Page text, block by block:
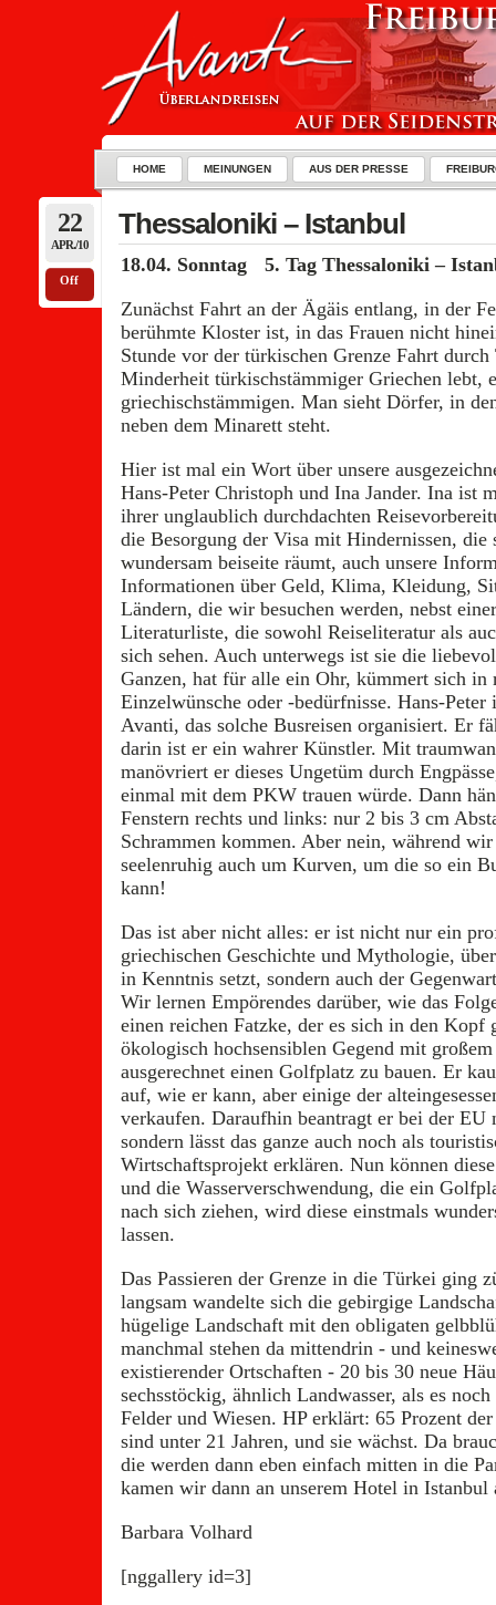
HOME MEINUNGEN AUS DER PRESSE
22
APR./10
Off
Thessaloniki – Istanbul
18.04. Sonntag 5. Tag Thessaloniki –
Zunächst Fahrt an der Ägäis entlang, in der
berühmte Kloster ist, in das Frauen nicht
Stunde vor der türkischen Grenze Fahrt
Minderheit türkischstämmiger Griechen lebt,
griechischstämmigen. Man sieht Dörfer, in
neben dem Minarett steht.
Hier ist mal ein Wort über unsere
Hans-Peter Christoph und Ina Jander. Ina ist
ihrer unglaublich durchdachten
die Besorgung der Visa mit Hindernissen, die
wundersam beiseite räumt, auch unsere
Informationen über Geld, Klima, Kleidung,
Ländern, die wir besuchen werden, nebst
Literaturliste, die sowohl Reiseliteratur als
sich sehen. Auch unterwegs ist sie die
Ganzen, hat für alle ein Ohr, kümmert sich in
Einzelwünsche oder -bedürfnisse. Hans-Peter
Avanti, das solche Busreisen organisiert. Er
darin ist er ein wahrer Künstler. Mit
manövriert er dieses Ungetüm durch
einmal mit dem PKW trauen würde. Dann
Fenstern rechts und links: nur 2 bis 3 cm
Schrammen kommen. Aber nein, während
seelenruhig auch um Kurven, um die so ein
kann!
Das ist aber nicht alles: er ist nicht nur ein
griechischen Geschichte und Mythologie,
in Kenntnis setzt, sondern auch der
Wir lernen Empörendes darüber, wie das
einen reichen Fatzke, der es sich in den Kopf
ökologisch hochsensiblen Gegend mit großem
ausgerechnet einen Golfplatz zu bauen. Er
auf, wie er kann, aber einige der
verkaufen. Daraufhin beantragt er bei der
sondern lässt das ganze auch noch als
Wirtschaftsprojekt erklären. Nun können
und die Wasserverschwendung, die ein
nach sich ziehen, wird diese einstmals
lassen.
Das Passieren der Grenze in die Türkei ging
langsam wandelte sich die gebirgige
hügelige Landschaft mit den obligaten
manchmal stehen da mittendrin - und
existierender Ortschaften - 20 bis 30 neue
sechsstöckig, ähnlich Landwasser, als es
Felder und Wiesen. HP erklärt: 65 Prozent
sind unter 21 Jahren, und sie wächst. Da
die werden dann eben einfach mitten in die
kamen wir dann an unserem Hotel in Istanbul
Barbara Volhard
[nggallery id=3]